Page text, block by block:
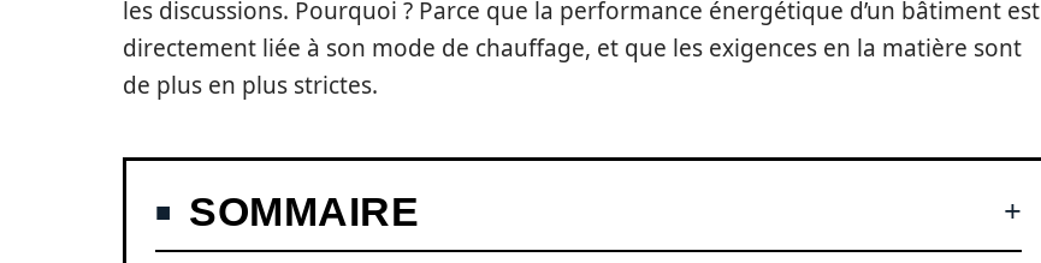
les discussions. Pourquoi ? Parce que la performance énergétique d’un bâtiment est
directement liée à son mode de chauffage, et que les exigences en la matière sont
de plus en plus strictes.
SOMMAIRE